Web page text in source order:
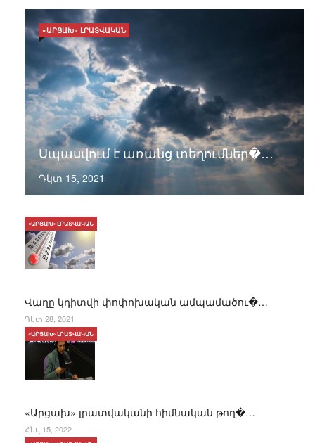
Սպասվում է առանց տեղումներ�…
Դկտ 15, 2021
«ԱՐՑԱԽ» ԼՐԱՏՎԱԿԱՆ
Վաղը կդիտվի փոփոխական ամպամածու�…
«ԱՐՑԱԽ» ԼՐԱՏՎԱԿԱՆ
Դկտ 28, 2021
«Արցախ» լրատվականի հիմնական թող�…
«ԱՐՑԱԽ» ԼՐԱՏՎԱԿԱՆ
Հնվ 15, 2022